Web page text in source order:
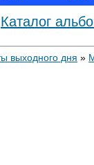
Каталог
выходного дня »